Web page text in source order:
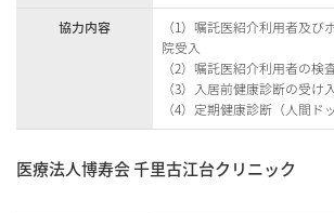
協力内容
（1）嘱託医紹介利用者及び
院受入
（2）嘱託医紹介利用者の検
（3）入居前健康診断の受け
（4）定期健康診断（人間
医療法人博寿会 千里古江台クリニック